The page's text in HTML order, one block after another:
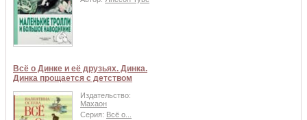
Всё о Динке и её друзьях. Динка.
Динка прощается с детством
Издательство:
Махаон
Серия: Всё о...